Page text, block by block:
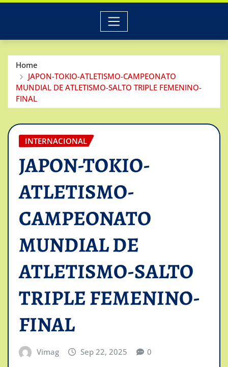
Home
JAPON-TOKIO-ATLETISMO-CAMPEONATO
MUNDIAL DE ATLETISMO-SALTO TRIPLE FEMENINO-
FINAL
INTERNACIONAL
JAPON-TOKIO-
ATLETISMO-
CAMPEONATO
MUNDIAL DE
ATLETISMO-SALTO
TRIPLE FEMENINO-
FINAL
Vimag Sep 22, 2025 0